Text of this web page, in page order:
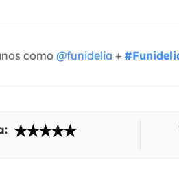
como @funidelia +